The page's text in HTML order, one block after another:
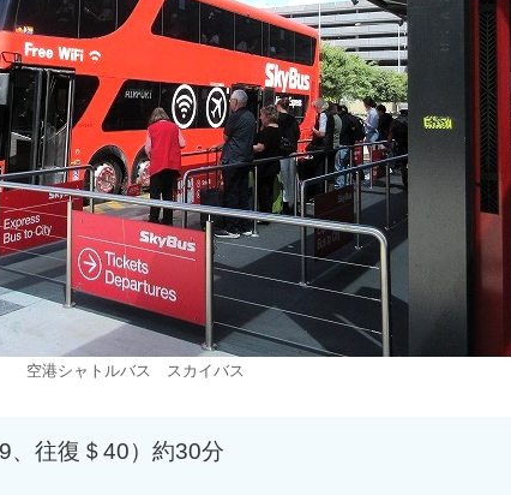
空港シャトルバス スカイバス
、往復＄40）約30分